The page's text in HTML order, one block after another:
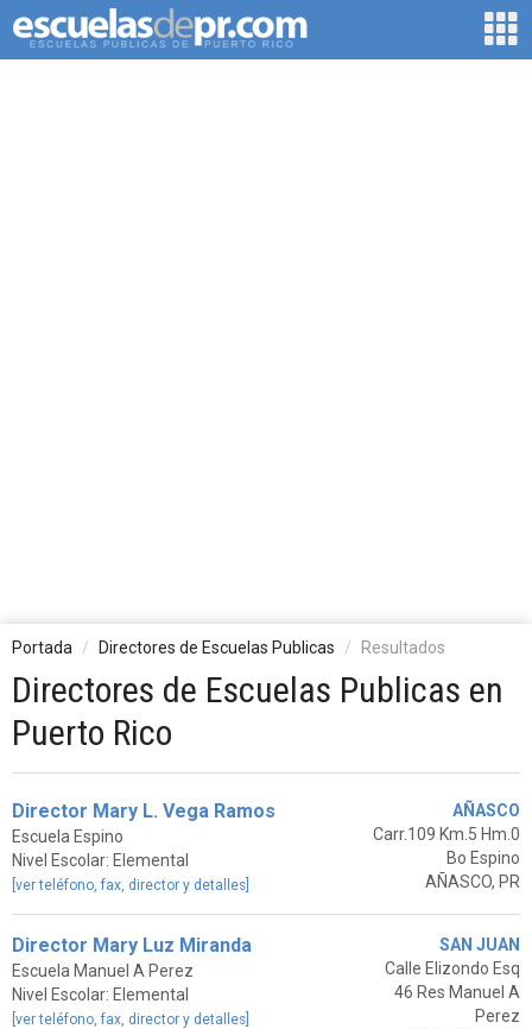
Portada Directores de Escuelas Publicas Resultados
Directores de Escuelas Publicas en
Puerto Rico
Director Mary L. Vega Ramos
Escuela Espino
Nivel Escolar: Elemental
[ver teléfono, fax, director y detalles]
AÑASCO
Carr.109 Km.5 Hm.0
Bo Espino
AÑASCO, PR
Director Mary Luz Miranda
Escuela Manuel A Perez
Nivel Escolar: Elemental
[ver teléfono, fax, director y detalles]
SAN JUAN
Calle Elizondo Esq
46 Res Manuel A
Perez